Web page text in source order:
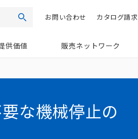
検索 カタログ請求
お問い合わせ
供価値 販売ネットワーク
な機械停止の